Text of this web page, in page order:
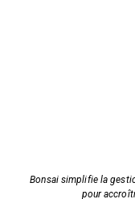
Bonsai simplifie la
pour